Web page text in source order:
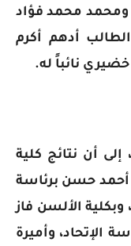
ومحمد محمد فؤاد
الطالب أدهم أكرم
نائباً له.
أن نتائج كلية
حسن برئاسة
وبكلية الألسن فاز
الإتحاد، وأميرة